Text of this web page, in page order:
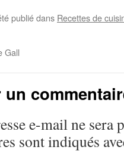
publié dans Recettes de
Gall
un
e-mail ne sera
sont indiqués